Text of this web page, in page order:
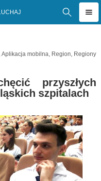
,Aplikacja mobilna, Region, Regiony
przyszłych
szpitalach